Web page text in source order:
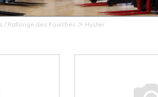
/ Rallonge des Fourches > Hyster